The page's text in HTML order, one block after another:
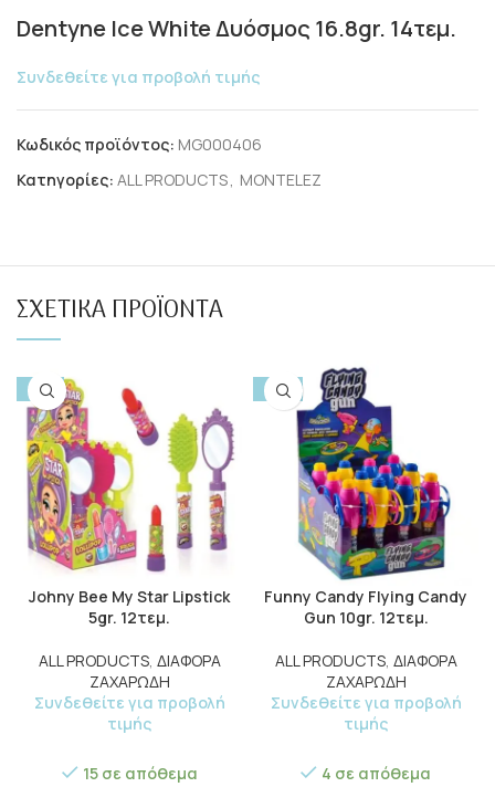
Dentyne Ice White Δυόσμος 16.8gr. 14τεμ.
Συνδεθείτε για προβολή τιμής
Κωδικός προϊόντος: MG000406
Κατηγορίες: ALL PRODUCTS, MONTELEZ
ΣΧΕΤΙΚΆ ΠΡΟΪΌΝΤΑ
-15%
Johny Bee My Star Lipstick
5gr. 12τεμ.
ALL PRODUCTS, ΔΙΑΦΟΡΑ
ΖΑΧΑΡΩΔΗ
Συνδεθείτε για προβολή
τιμής
15 σε απόθεμα
-10%
Funny Candy Flying Candy
Gun 10gr. 12τεμ.
ALL PRODUCTS, ΔΙΑΦΟΡΑ
ΖΑΧΑΡΩΔΗ
Συνδεθείτε για προβολή
τιμής
4 σε απόθεμα